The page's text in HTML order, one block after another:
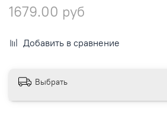
1679.00 руб
Добавить в сравнение
Выбрать